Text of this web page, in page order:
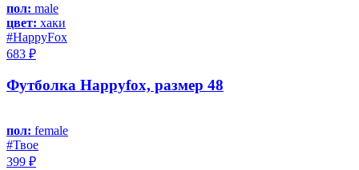
пол: male
цвет: хаки
#HappyFox
683 ₽
Футболка Happyfox, размер 48
пол: female
#Твое
399 ₽